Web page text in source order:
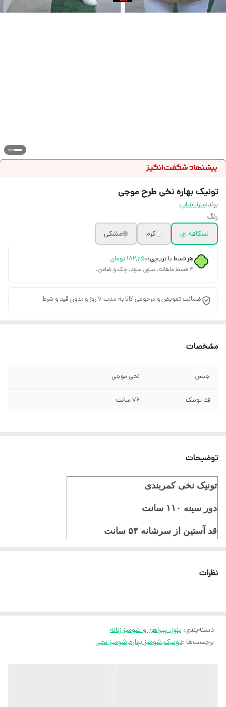
تونیک بهاره نخی طرح موجی
برند:مارتاشاپ
رنگ
نسکافه ای
کرم مشکی
هر قسط با ترب‌پی:۱۸۲٬۲۵۰ تومان
۴ قسط ماهانه. بدون سود، چک و ضامن.
ضمانت تعویض و مرجوعی کالا به مدت 7 روز و بدون قید و شرط
مشخصات
جنس نخی موجی
قد تونیک 76 سانت
توضیحات
تونیک نخی کمربندی
دور سینه ۱۱۰ سانت
قد آستین از سرشانه ۵۴ سانت
نظرات
دسته‌بندی: بلوز، پیراهن و شومیز زنانه
برچسب‌ها :تونیک،شومیز بهاره،شومیز نخی